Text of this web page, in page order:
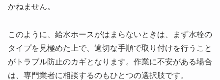
かねません。
このように、給水ホースがはまらないときは、まず水栓の
タイプを見極めた上で、適切な手順で取り付けを行うこと
がトラブル防止のカギとなります。作業に不安がある場合
は、専門業者に相談するのもひとつの選択肢です。